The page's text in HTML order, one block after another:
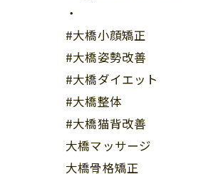
・
#大橋小顔矯正
#大橋姿勢改善
#大橋ダイエット
#大橋整体
#大橋猫背改善
大橋マッサージ
大橋骨格矯正